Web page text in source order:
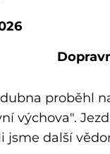
dubna proběhl
výchova".
jsme další